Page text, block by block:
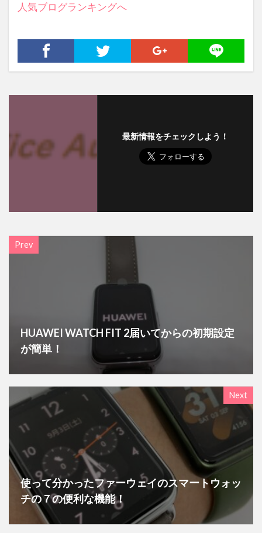
人気ブログランキングへ
最新情報をチェックしよう！
Prev
HUAWEI WATCH FIT 2届いてからの初期設定
が簡単！
Next
使って分かったファーウェイのスマートウォッ
チの７の便利な機能！